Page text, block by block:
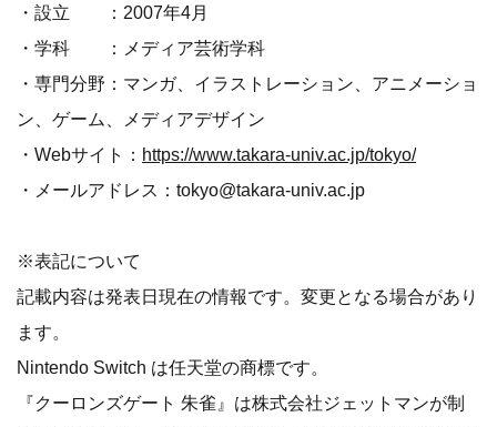
・設立 ：2007年4月
・学科 ：メディア芸術学科
・専門分野：マンガ、イラストレーション、アニメーショ
ン、ゲーム、メディアデザイン
・Webサイト： https://www.takara-univ.ac.jp/tokyo/
・メールアドレス：tokyo@takara-univ.ac.jp
※表記について
記載内容は発表日現在の情報です。変更となる場合があり
ます。
Nintendo Switch は任天堂の商標です。
『クーロンズゲート 朱雀』は株式会社ジェットマンが制